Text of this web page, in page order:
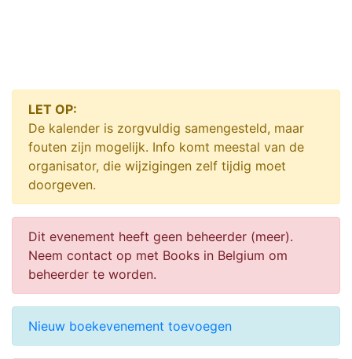
LET OP:
De kalender is zorgvuldig samengesteld, maar
fouten zijn mogelijk. Info komt meestal van de
organisator, die wijzigingen zelf tijdig moet
doorgeven.
Dit evenement heeft geen beheerder (meer).
Neem contact op met Books in Belgium om
beheerder te worden.
Nieuw boekevenement toevoegen